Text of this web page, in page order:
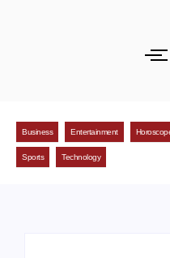
Business Entertainment
Sports Technology